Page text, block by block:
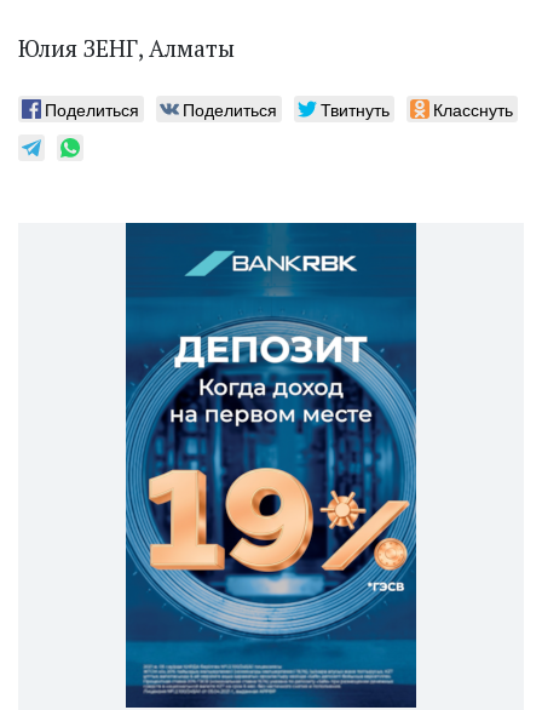
Юлия ЗЕНГ, Алматы
Поделиться Поделиться Твитнуть Класснуть